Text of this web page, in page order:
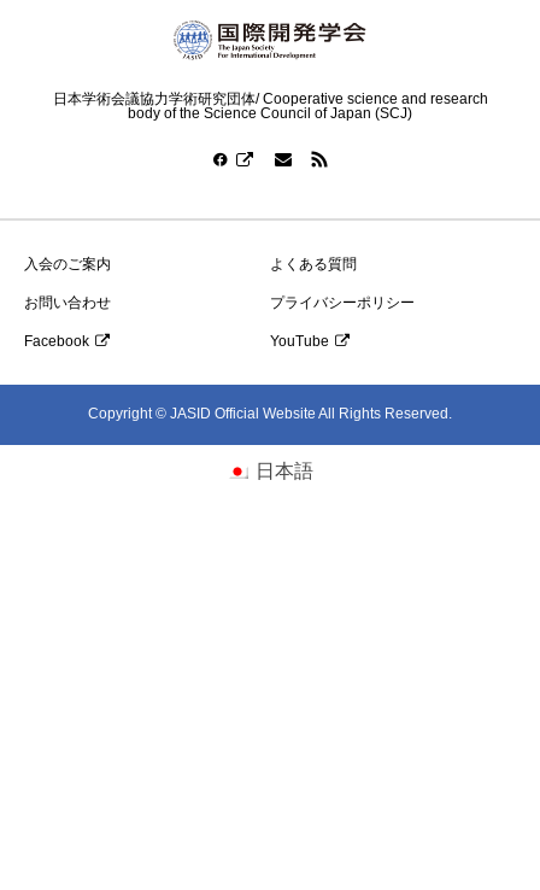
日本学術会議協力学術研究団体/ Cooperative science and research
body of the Science Council of Japan (SCJ)
入会のご案内 よくある質問
お問い合わせ プライバシーポリシー
Facebook YouTube
Copyright © JASID Official Website All Rights Reserved.
日本語